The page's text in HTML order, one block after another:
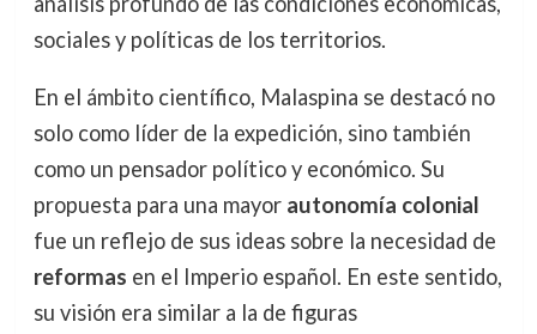
sociales y políticas de los territorios.
En el ámbito científico, Malaspina se destacó no
solo como líder de la expedición, sino también
como un pensador político y económico. Su
propuesta para una mayor autonomía colonial
fue un reflejo de sus ideas sobre la necesidad de
reformas en el Imperio español. En este sentido,
su visión era similar a la de figuras